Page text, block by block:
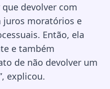
devolver com
juros moratórios e
Então, ela
e também
de não devolver um
explicou.